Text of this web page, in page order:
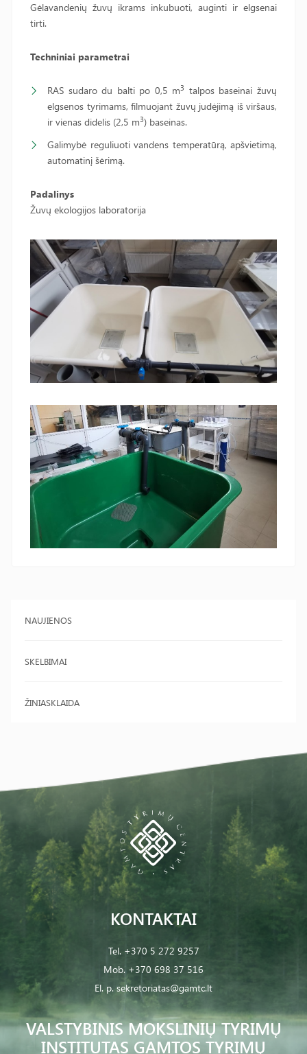
NAUJIENOS
SKELBIMAI
ŽINIASKLAIDA
Gėlavandenių žuvų ikrams inkubuoti, auginti ir elgsenai
tirti.
Techniniai parametrai
RAS sudaro du balti po 0,5 m3 talpos baseinai žuvų
elgsenos tyrimams, filmuojant žuvų judėjimą iš viršaus,
ir vienas didelis (2,5 m3) baseinas.
Galimybė reguliuoti vandens temperatūrą, apšvietimą,
automatinį šėrimą.
Padalinys
Žuvų ekologijos laboratorija
VALSTYBINIS MOKSLINIŲ TYRIMŲ
INSTITUTAS GAMTOS TYRIMŲ
KONTAKTAI
Tel. +370 5 272 9257
Mob. +370 698 37 516
El. p. sekretoriatas@gamtc.lt